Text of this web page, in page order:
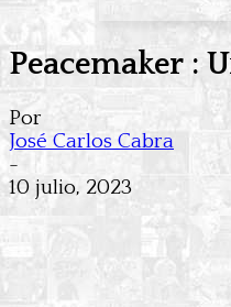
Peacemaker :
Por
José Carlos Cabra
-
10 julio, 2023